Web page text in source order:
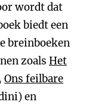
wordt dat
biedt een
breinboeken
zoals Het
Ons feilbare
en